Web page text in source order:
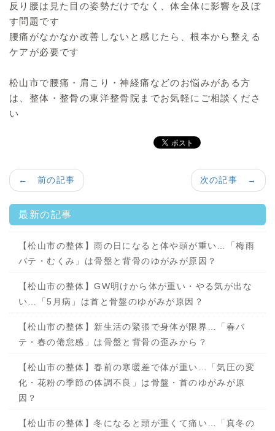
反り腰は見た目の姿勢だけでなく、体全体に影響を及ぼ
す問題です
腰痛がなかなか改善しないと感じたら、根本から整える
ケアが必要です
松山市で腰痛・肩こり・神経痛などのお悩みがある方
は、整体・整骨の東洋整骨院までお気軽にご相談くださ
い
次の記事 →
← 前の記事
最新の記事
【松山市の整体】雨の日になると体や頭が重い…「梅雨
バテ・むくみ」は骨盤と背骨のゆがみが原因？
【松山市の整体】GW明けから体が重い・やる気が出な
い…「5月病」は首と骨盤のゆがみが原因？
【松山市の整体】新生活の緊張で身体が限界…「春バ
テ・春の倦怠感」は骨盤と背骨の歪みから？
【松山市の整体】春前の寒暖差で体が重い…「気圧の変
化・花粉の季節の体調不良」は骨盤・首のゆがみが原
因？
【松山市の整体】冬になると頭が重くて痛い…「真冬の